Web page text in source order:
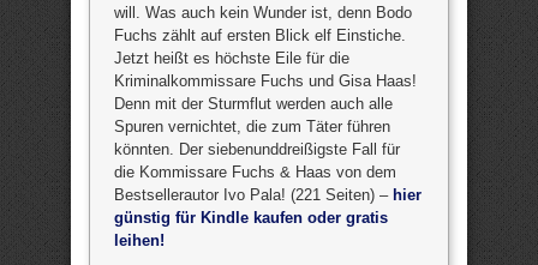
will. Was auch kein Wunder ist, denn Bodo
Fuchs zählt auf ersten Blick elf Einstiche.
Jetzt heißt es höchste Eile für die
Kriminalkommissare Fuchs und Gisa Haas!
Denn mit der Sturmflut werden auch alle
Spuren vernichtet, die zum Täter führen
könnten. Der siebenunddreißigste Fall für
die Kommissare Fuchs & Haas von dem
Bestsellerautor Ivo Pala! (221 Seiten) – hier
günstig für Kindle kaufen oder gratis
leihen!